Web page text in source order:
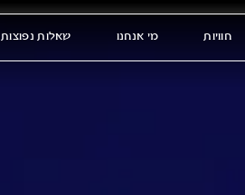
חוויות מי אנחנו שאלות נפוצות